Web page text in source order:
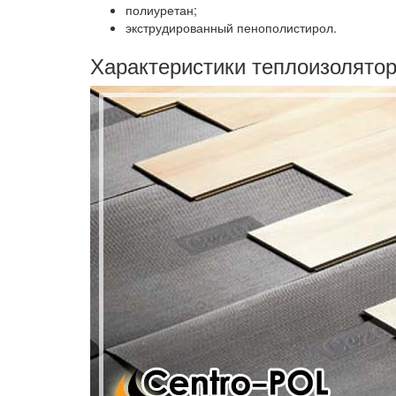
полиуретан;
экструдированный пенополистирол.
Характеристики